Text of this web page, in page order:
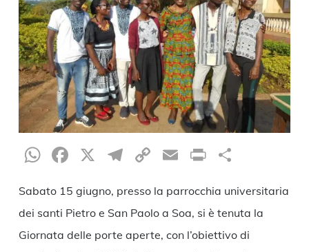
WhatsApp
Facebook
X Telegram
CopyEmailPrint
Sabato 15 giugno, presso la parrocchia universitaria
dei santi Pietro e San Paolo a Soa, si è tenuta la
Giornata delle porte aperte, con l’obiettivo di